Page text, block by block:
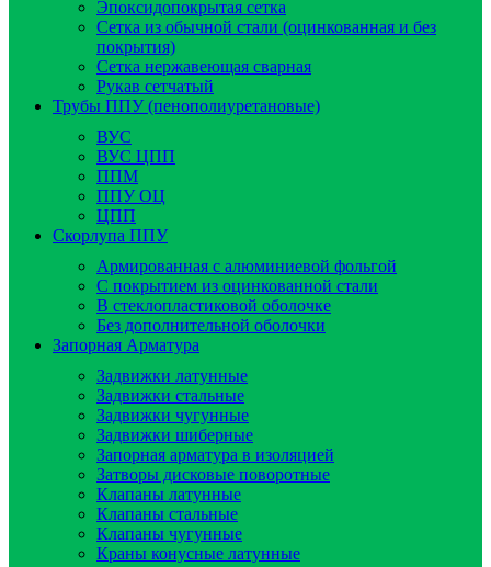
Эпоксидопокрытая сетка
Сетка из обычной стали (оцинкованная и без
покрытия)
Сетка нержавеющая сварная
Рукав сетчатый
Трубы ППУ (пенополиуретановые)
ВУС
ВУС ЦПП
ППМ
ППУ ОЦ
ЦПП
Скорлупа ППУ
Армированная с алюминиевой фольгой
C покрытием из оцинкованной стали
В стеклопластиковой оболочке
Без дополнительной оболочки
Запорная Арматура
Задвижки латунные
Задвижки стальные
Задвижки чугунные
Задвижки шиберные
Запорная арматура в изоляцией
Затворы дисковые поворотные
Клапаны латунные
Клапаны стальные
Клапаны чугунные
Краны конусные латунные